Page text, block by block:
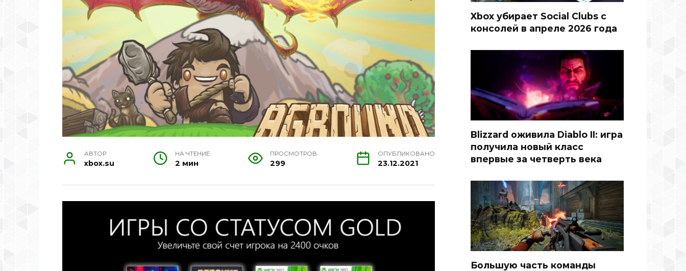
АВТОР
xbox.su
НА ЧТЕНИЕ
2 мин
ПРОСМОТРОВ
299
ОПУБЛИКОВАНО
23.12.2021
Xbox убирает Social Clubs с
консолей в апреле 2026 года
Blizzard оживила Diablo II: игра
получила новый класс
впервые за четверть века
Большую часть команды